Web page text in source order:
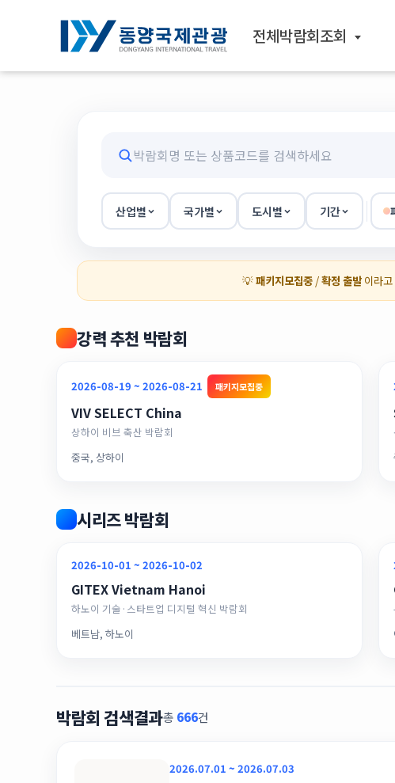
전체박람회조회
산업별 국가별 도시별 기간
💡패키지모집중/확정 출발이라고
강력 추천 박람회
2026-08-19 ~ 2026-08-21 패키지모집중
VIV SELECT China
상하이 비브 축산 박람회
중국, 상하이
시리즈 박람회
2026-10-01 ~ 2026-10-02
GITEX Vietnam Hanoi
하노이 기술·스타트업 디지털 혁신 박람회
베트남, 하노이
박람회 검색결과총 666건
2026.07.01 ~ 2026.07.03